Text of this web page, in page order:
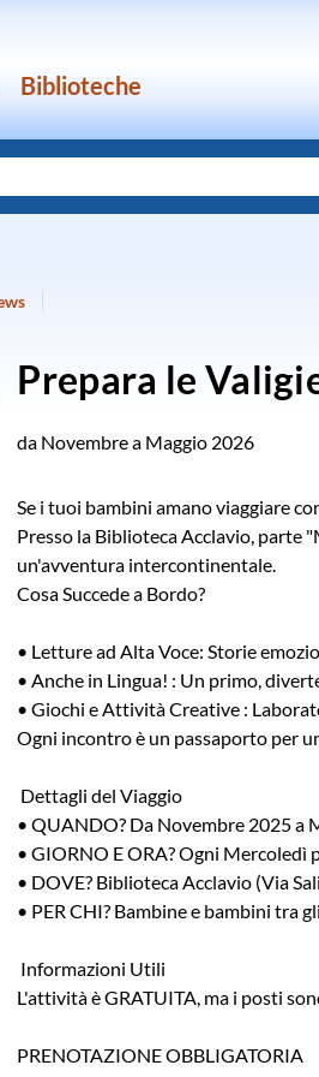
Biblioteche
Prepara le
da Novembre a Maggio 2026
Se i tuoi bambini amano viaggiare
Presso la Biblioteca Acclavio, parte
un'avventura intercontinentale.
Cosa Succede a Bordo?
• Letture ad Alta Voce: Storie
• Anche in Lingua! : Un primo,
• Giochi e Attività Creative :
Ogni incontro è un passaporto per
Dettagli del Viaggio
• QUANDO? Da Novembre 2025 a
• GIORNO E ORA? Ogni Mercoledì
• DOVE? Biblioteca Acclavio (Via
• PER CHI? Bambine e bambini tra
Informazioni Utili
L'attività è GRATUITA, ma i posti
PRENOTAZIONE OBBLIGATORIA